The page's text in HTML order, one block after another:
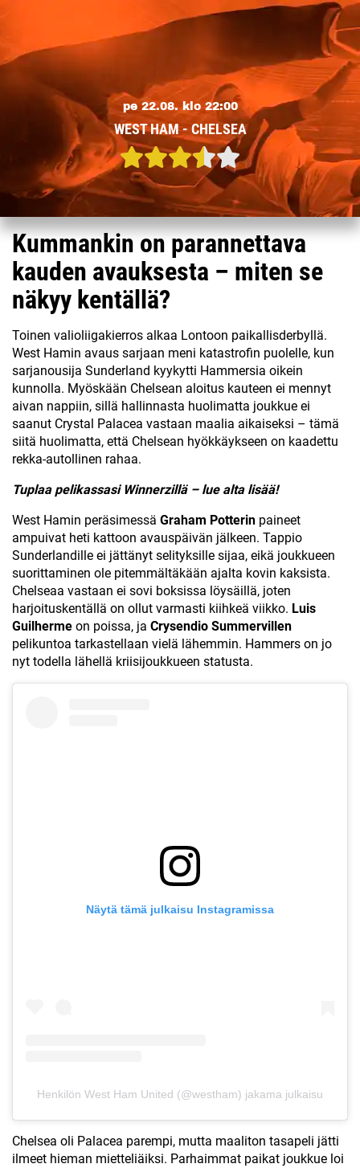
pe 22.08. klo 22:00
WEST HAM - CHELSEA
Kummankin on parannettava
kauden avauksesta – miten se
näkyy kentällä?
Toinen valioliigakierros alkaa Lontoon paikallisderbyllä.
West Hamin avaus sarjaan meni katastrofin puolelle, kun
sarjanousija Sunderland kyykytti Hammersia oikein
kunnolla. Myöskään Chelsean aloitus kauteen ei mennyt
aivan nappiin, sillä hallinnasta huolimatta joukkue ei
saanut Crystal Palacea vastaan maalia aikaiseksi – tämä
siitä huolimatta, että Chelsean hyökkäykseen on kaadettu
rekka-autollinen rahaa.
Tuplaa pelikassasi Winnerzillä – lue alta lisää!
West Hamin peräsimessä Graham Potterin paineet
ampuivat heti kattoon avauspäivän jälkeen. Tappio
Sunderlandille ei jättänyt selityksille sijaa, eikä joukkueen
suorittaminen ole pitemmältäkään ajalta kovin kaksista.
Chelseaa vastaan ei sovi boksissa löysäillä, joten
harjoituskentällä on ollut varmasti kiihkeä viikko. Luis
Guilherme on poissa, ja Crysendio Summervillen
pelikuntoa tarkastellaan vielä lähemmin. Hammers on jo
nyt todella lähellä kriisijoukkueen statusta.
Näytä tämä julkaisu Instagramissa
Henkilön West Ham United (@westham) jakama julkaisu
Chelsea oli Palacea parempi, mutta maaliton tasapeli jätti
ilmeet hieman mietteliäiksi. Parhaimmat paikat joukkue loi